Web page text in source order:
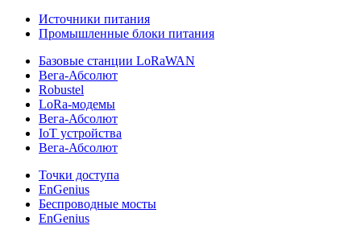
Источники питания
Промышленные блоки питания
Базовые станции LoRaWAN
Вега-Абсолют
Robustel
LoRa-модемы
Вега-Абсолют
IoT устройства
Вега-Абсолют
Точки доступа
EnGenius
Беспроводные мосты
EnGenius